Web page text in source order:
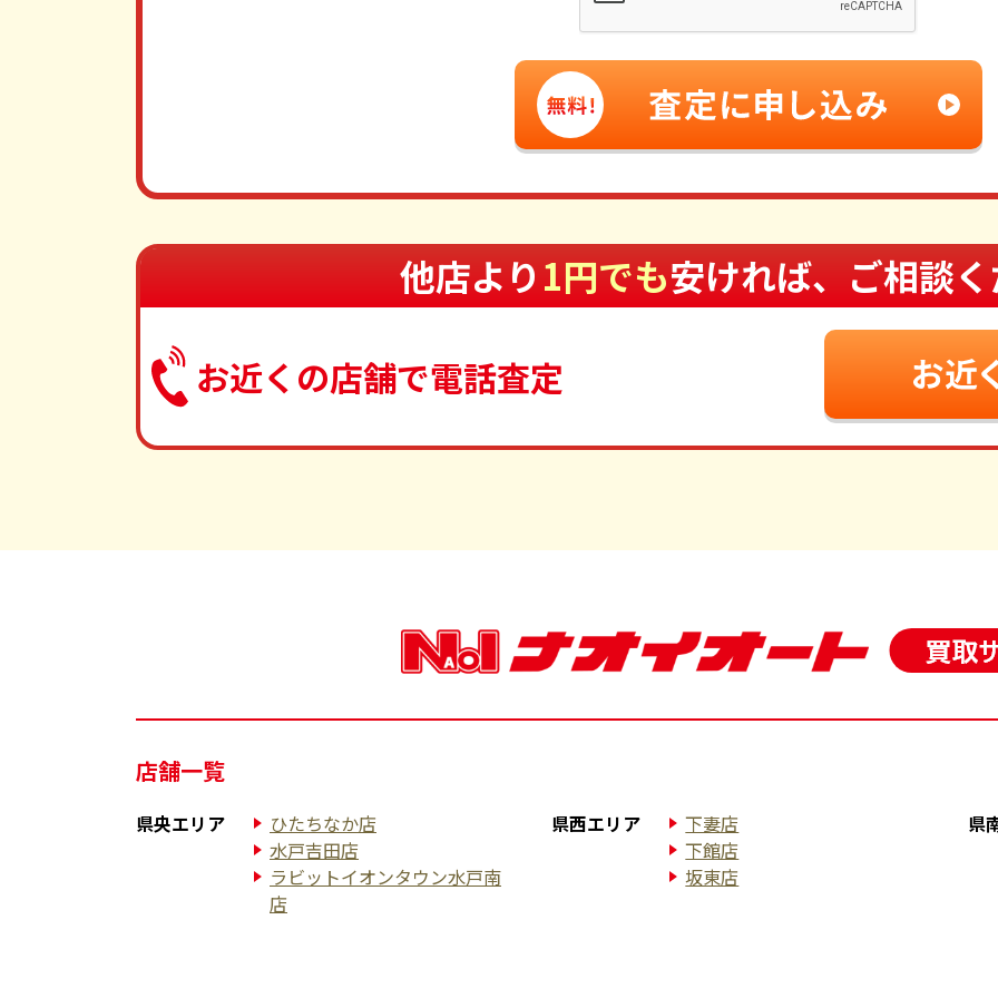
他店より1円でも安ければ、ご相談
お近くの店舗で電話査定
店舗一覧
県央エリア
ひたちなか店
水戸吉田店
ラビットイオンタウン水戸南
店
県西エリア
下妻店
下館店
坂東店
県